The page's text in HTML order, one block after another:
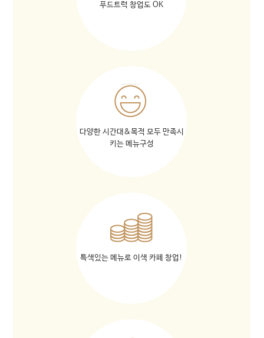
푸드트럭 창업도 OK
다양한 시간대&목적 모두 만족시
키는 메뉴구성
특색있는 메뉴로 이색 카페 창업!